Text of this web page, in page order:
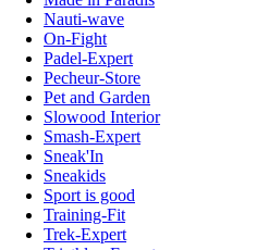
Nauti-wave
On-Fight
Padel-Expert
Pecheur-Store
Pet and Garden
Slowood Interior
Smash-Expert
Sneak'In
Sneakids
Sport is good
Training-Fit
Trek-Expert